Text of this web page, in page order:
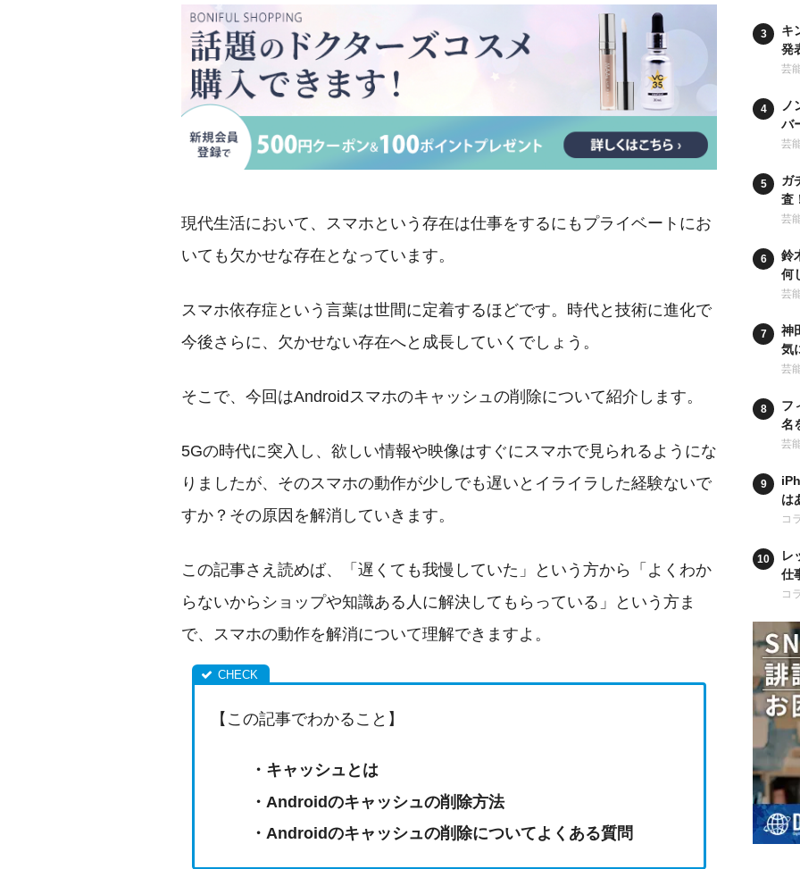
現代生活において、スマホという存在は仕事をするにもプライベートにお
いても欠かせな存在となっています。
スマホ依存症という言葉は世間に定着するほどです。時代と技術に進化で
今後さらに、欠かせない存在へと成長していくでしょう。
そこで、今回はAndroidスマホのキャッシュの削除について紹介します。
5Gの時代に突入し、欲しい情報や映像はすぐにスマホで見られるようにな
りましたが、そのスマホの動作が少しでも遅いとイライラした経験ないで
すか？その原因を解消していきます。
この記事さえ読めば、「遅くても我慢していた」という方から「よくわか
らないからショップや知識ある人に解決してもらっている」という方ま
で、スマホの動作を解消について理解できますよ。
【この記事でわかること】
・キャッシュとは
・Androidのキャッシュの削除方法
・Androidのキャッシュの削除についてよくある質問
キ
発
な
芸
ノ
バ
ー
芸
ガ
査
行
芸
鈴
何
の
芸
神
気
卒
芸
フ
名
学
芸
は
ア
コ
レ
仕
も
コ